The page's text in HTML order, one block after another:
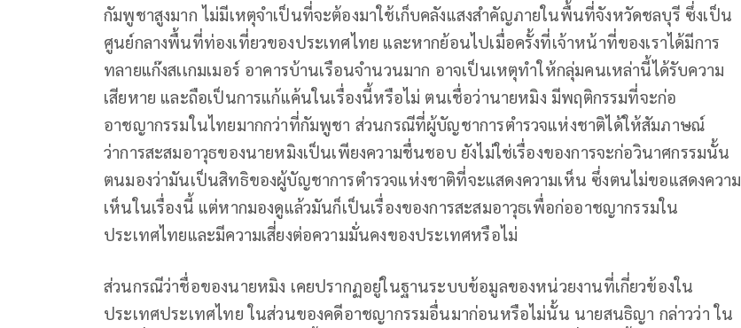
กัมพูชาสูงมาก ไม่มีเหตุจำเป็นที่จะต้องมาใช้เก็บคลังแสงสำคัญภายในพื้นที่จังหวัดชลบุรี ซึ่งเป็น
ศูนย์กลางพื้นที่ท่องเที่ยวของประเทศไทย และหากย้อนไปเมื่อครั้งที่เจ้าหน้าที่ของเราได้มีการ
ทลายแก๊งสเเกมเมอร์ อาคารบ้านเรือนจำนวนมาก อาจเป็นเหตุทำให้กลุ่มคนเหล่านี้ได้รับความ
เสียหาย และถือเป็นการแก้แค้นในเรื่องนี้หรือไม่ ตนเชื่อว่านายหมิง มีพฤติกรรมที่จะก่อ
อาชญากรรมในไทยมากกว่าที่กัมพูชา ส่วนกรณีที่ผู้บัญชาการตำรวจแห่งชาติได้ให้สัมภาษณ์
ว่าการสะสมอาวุธของนายหมิงเป็นเพียงความชื่นชอบ ยังไม่ใช่เรื่องของการจะก่อวินาศกรรมนั้น
ตนมองว่ามันเป็นสิทธิของผู้บัญชาการตำรวจแห่งชาติที่จะแสดงความเห็น ซึ่งตนไม่ขอแสดงความ
เห็นในเรื่องนี้ แต่หากมองดูแล้วมันก็เป็นเรื่องของการสะสมอาวุธเพื่อก่ออาชญากรรมใน
ประเทศไทยและมีความเสี่ยงต่อความมั่นคงของประเทศหรือไม่
ส่วนกรณีว่าชื่อของนายหมิง เคยปรากฏอยู่ในฐานระบบข้อมูลของหน่วยงานที่เกี่ยวข้องใน
ประเทศประเทศไทย ในส่วนของคดีอาชญากรรมอื่นมาก่อนหรือไม่นั้น นายสนธิญา กล่าวว่า ใน